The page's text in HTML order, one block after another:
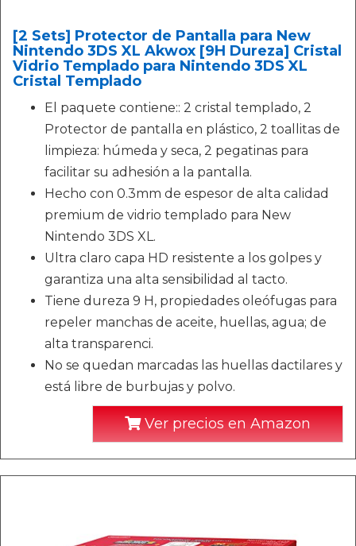
[2 Sets] Protector de Pantalla para New
Nintendo 3DS XL Akwox [9H Dureza] Cristal
Vidrio Templado para Nintendo 3DS XL
Cristal Templado
El paquete contiene:: 2 cristal templado, 2
Protector de pantalla en plástico, 2 toallitas de
limpieza: húmeda y seca, 2 pegatinas para
facilitar su adhesión a la pantalla.
Hecho con 0.3mm de espesor de alta calidad
premium de vidrio templado para New
Nintendo 3DS XL.
Ultra claro capa HD resistente a los golpes y
garantiza una alta sensibilidad al tacto.
Tiene dureza 9 H, propiedades oleófugas para
repeler manchas de aceite, huellas, agua; de
alta transparenci.
No se quedan marcadas las huellas dactilares y
está libre de burbujas y polvo.
Ver precios en Amazon